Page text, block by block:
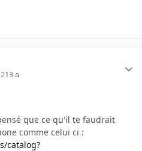
13 a
que ce qu'il te faudrait
comme celui ci :
catalog?